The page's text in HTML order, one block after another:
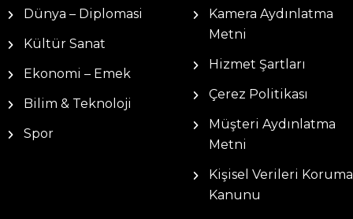
Dünya – Diplomasi
Kültür Sanat
Ekonomi – Emek
Bilim & Teknoloji
Spor
Kamera Aydınlatma
Metni
Hizmet Şartları
Çerez Politikası
Müşteri Aydınlatma
Metni
Kişisel Verileri Koruma
Kanunu